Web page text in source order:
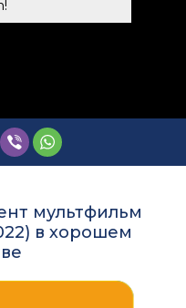
мультфильм
в хорошем